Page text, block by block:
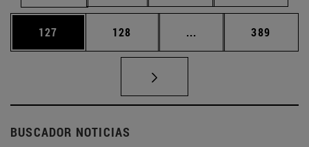
Página
127 Página
128 ... Páginas intermedias
Página
389
BUSCADOR NOTICIAS